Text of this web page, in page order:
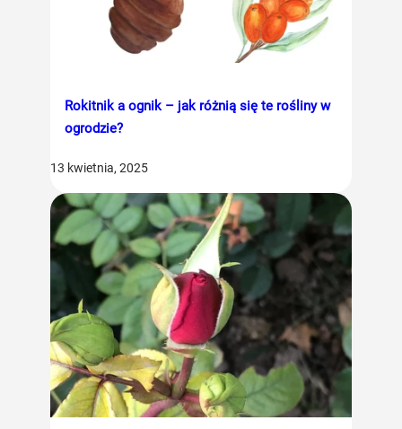
Rokitnik a ognik – jak różnią się te rośliny w
ogrodzie?
13 kwietnia, 2025